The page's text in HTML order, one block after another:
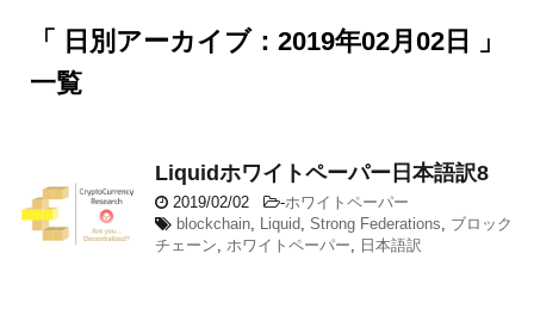
「 日別アーカイブ：2019年02月02日 」
一覧
Liquidホワイトペーパー日本語訳8
2019/02/02 -ホワイトペーパー
blockchain Liquid Strong Federations
ブロック
チェーン
ホワイトペーパー 日本語訳